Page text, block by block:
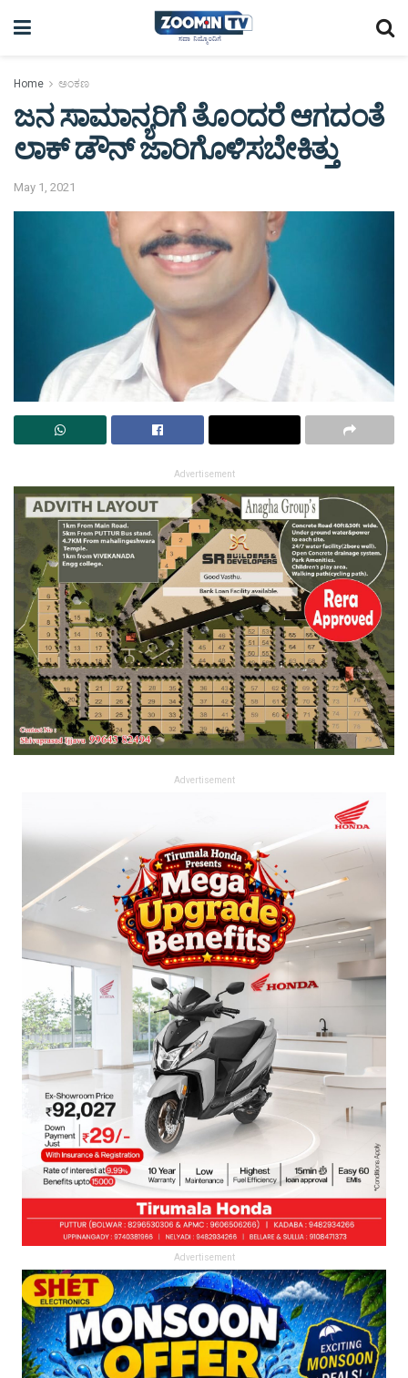
Home ಅಂಕಣ
ಜನ ಸಾಮಾನ್ಯರಿಗೆ ತೊಂದರೆ ಆಗದಂತೆ
ಲಾಕ್ ಡೌನ್ ಜಾರಿಗೊಳಿಸಬೇಕಿತ್ತು
May 1, 2021
Advertisement
Advertisement
Advertisement